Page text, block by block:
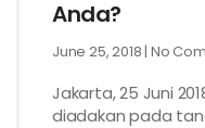
Anda?
June 25, 2018 No
Jakarta, 25 Juni
diadakan pada